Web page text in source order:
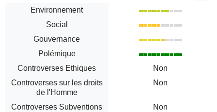
Environnement
Social
Gouvernance
Polémique
Controverses Ethiques
Non
Controverses sur les droits
de l'Homme
Non
Controverses Subventions
Non